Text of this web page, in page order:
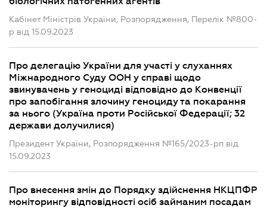
Кабінет Міністрів України, Розпорядження, Перелік №800-
р від 15.09.2023
Про делегацію України для участі у слуханнях
Міжнародного Суду ООН у справі щодо
звинувачень у геноциді відповідно до Конвенції
про запобігання злочину геноциду та покарання
за нього (Україна проти Російської Федерації; 32
держави долучилися)
Президент України, Розпорядження №165/2023-рп від
15.09.2023
Про внесення змін до Порядку здійснення НКЦПФР
моніторингу відповідності осіб займаним посадам